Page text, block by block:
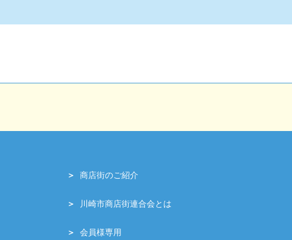
商店街のご紹介
川崎市商店街連合会とは
会員様専用